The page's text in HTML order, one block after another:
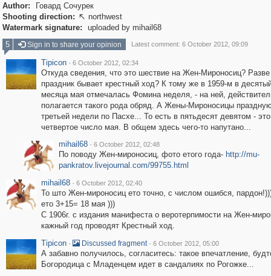
Author:
Говард Сочурек
Shooting direction:  northwest
Watermark signature:
uploaded by mihail68
5
Sign in to share your opinion Latest comment: 6 October 2012, 09:09
Tipicon · 6 October 2012, 02:34
Откуда сведения, что это шествие на Жен-Мироносиц? Разве
праздник бывает крестный ход? К тому же в 1959-м в
месяца мая отмечалась Фомина неделя, - на ней,
полагается такого рода обряд. А Жены-Мироносицы
третьей недели по Пасхе... То есть в пятьдесят девятом -
четвертое число мая. В общем здесь чего-то напутано...
mihail68 · 6 October 2012, 02:48
По поводу Жен-мироносиц, фото етого года- http://mu-
pankratov.livejournal.com/99755.html
mihail68 · 6 October 2012, 02:40
То што Жен-мироносиц ето точно, с числом ошибся,
ето 3+15= 18 мая )))
С 1906г. с издания манифеста о веротерпимости на Жен-
кажный год проводят Крестный ход.
Tipicon · Discussed fragment · 6 October 2012, 05:00
А забавно получилось, согласитесь: такое впечатление,
Богородица с Младенцем идет в сандалиях по Рогожке...